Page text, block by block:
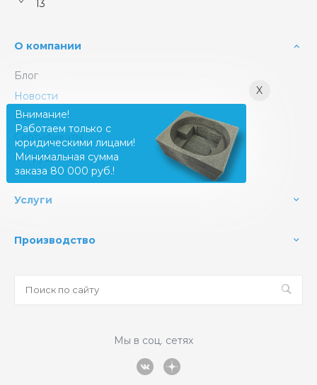
13
О компании
Блог
Новости
Вакансии
Сотрудники
Услуги
Производство
Мы в соц. сетях
X
Внимание!
Работаем только с
юридическими лицами!
Минимальная сумма
заказа 80 000 руб.!